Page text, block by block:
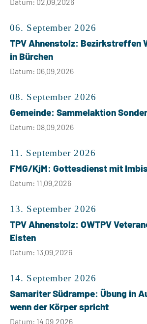
06. September 2026
TPV Ahnenstolz: Bezirkstreffen
in Bürchen
Datum: 06.09.2026
08. September 2026
Gemeinde: Sammelaktion
Datum: 08.09.2026
11. September 2026
FMG/KjM: Gottesdienst mit
Datum: 11.09.2026
13. September 2026
TPV Ahnenstolz: OWTPV
Eisten
Datum: 13.09.2026
14. September 2026
Samariter Südrampe: Übung in
wenn der Körper spricht
Datum: 14.09.2026